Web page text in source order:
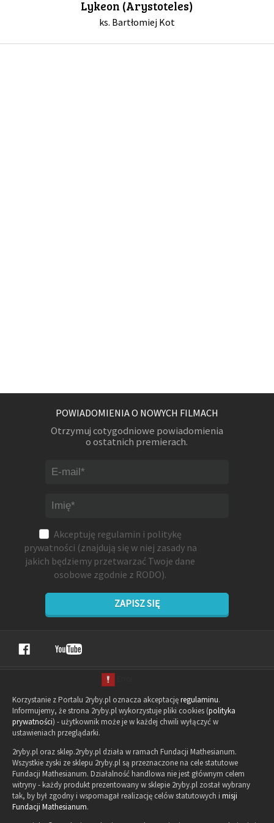
Lykeon (Arystoteles)
ks. Bartłomiej Kot
POWIADOMIENIA O NOWYCH FILMACH
Otrzymuj cotygodniowe powiadomienia
o ostatnich premierach.
Akceptuję regulamin i politykę
prywatności (znajdują się w niej zasady na
jakich będziemy przetwarzać Twoje dane
osobowe zgodnie z RODO).
ZAPISZ SIĘ
Korzystanie z Portalu 2ryby.pl oznacza akceptacjęregulaminu.
Informujemy, że strona 2ryby.pl wykorzystuje pliki cookies (polityka
prywatności) - użytkownik może je w każdej chwili wyłączyć w
ustawieniach przeglądarki.
2ryby.pl oraz sklep.2ryby.pl działa w ramach Fundacji Mathesianum.
Wszystkie zyski ze sklepu 2ryby.pl są przeznaczone na cele statutowe
Fundacji Mathesianum. Działalność handlowa nie jest głównym celem
witryny - każdy produkt prezentowany w sklepie 2ryby.pl został wybrany
tak, by był zgodny i wspomagał realizację celów statutowych i misji
Fundacji Mathesianum.